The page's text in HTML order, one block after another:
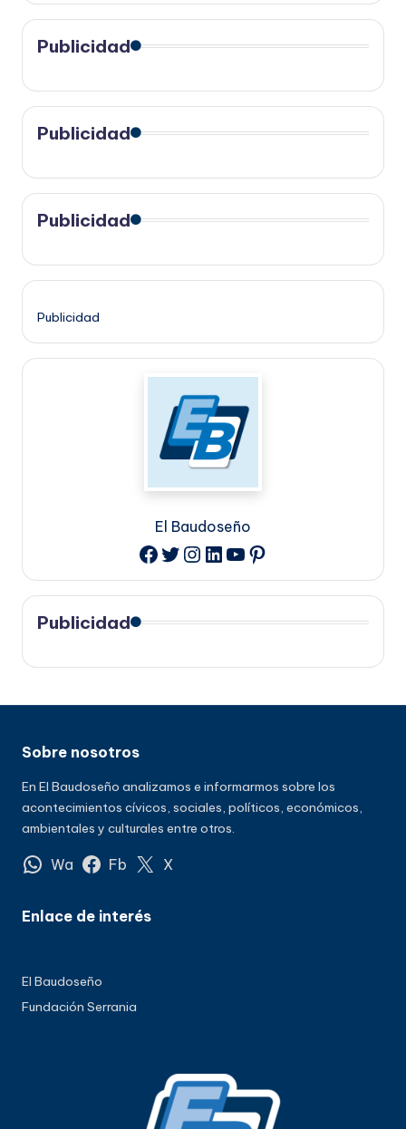
Publicidad
Publicidad
Publicidad
Publicidad
El Baudoseño
Facebook
Twitter
Instagram
LinkedIn
YouTube
Pinterest
Publicidad
Sobre nosotros
En El Baudoseño analizamos e informarmos sobre los
acontecimientos cívicos, sociales, políticos, económicos,
ambientales y culturales entre otros.
Wa Fb X
Enlace de interés
El Baudoseño
Fundación Serrania